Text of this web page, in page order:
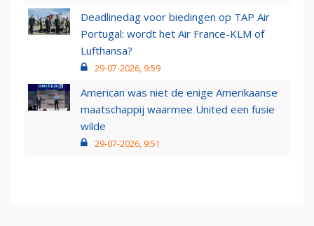
Deadlinedag voor biedingen op TAP Air
Portugal: wordt het Air France-KLM of
Lufthansa?
29-07-2026, 9:59
American was niet de enige Amerikaanse
maatschappij waarmee United een fusie
wilde
29-07-2026, 9:51